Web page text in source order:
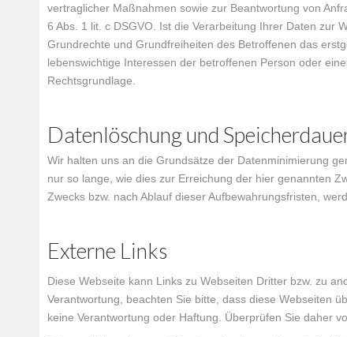
vertraglicher Maßnahmen sowie zur Beantwortung von
6 Abs. 1 lit. c DSGVO. Ist die Verarbeitung Ihrer Daten zur
Grundrechte und Grundfreiheiten des Betroffenen das
lebenswichtige Interessen der betroffenen Person oder
Rechtsgrundlage.
Datenlöschung und
Wir halten uns an die Grundsätze der Datenminimierung
nur so lange, wie dies zur Erreichung der hier genannten
Zwecks bzw. nach Ablauf dieser Aufbewahrungsfristen,
Externe Links
Diese Webseite kann Links zu Webseiten Dritter bzw. zu
Verantwortung, beachten Sie bitte, dass diese Webseiten
keine Verantwortung oder Haftung. Überprüfen Sie daher